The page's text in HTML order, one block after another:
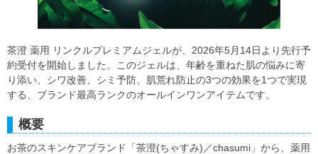
茶澄 薬用 リンクルプレミアムジェルが、2026年5月14日より先行予
約受付を開始しました。このジェルは、年齢を重ねた肌の悩みに寄
り添い、シワ改善、シミ予防、肌荒れ防止の3つの効果を1つで実現
する、ブランド最高ランクのオールインワンアイテムです。
概要
お茶のスキンケアブランド「茶澄(ちゃすみ)／chasumi」から、薬用